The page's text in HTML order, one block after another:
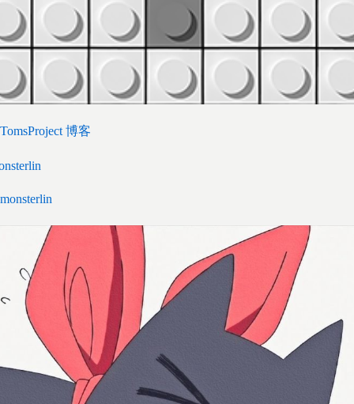
TomsProject 博客
monsterlin